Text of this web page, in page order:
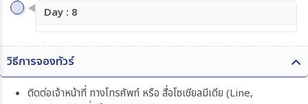
Day : 8
วิธีการจองทัวร์
ติดต่อเจ้าหน้าที่ ทางโทรศัพท์ หรือ สื่อโซเชียลมีเดีย (Line,